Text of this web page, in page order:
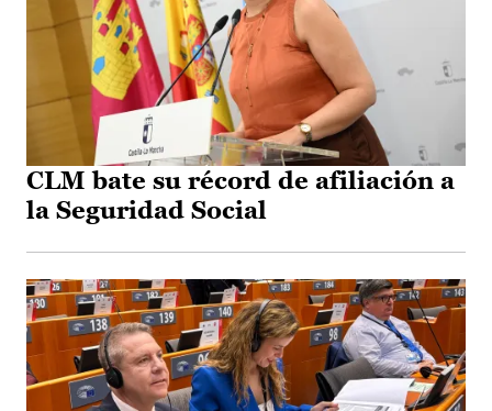
CLM bate su récord de afiliación a
la Seguridad Social